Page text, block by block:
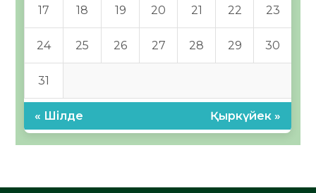
17 18 19 20 21 22 23
24 25 26 27 28 29 30
31
« Шілде Қыркүйек »